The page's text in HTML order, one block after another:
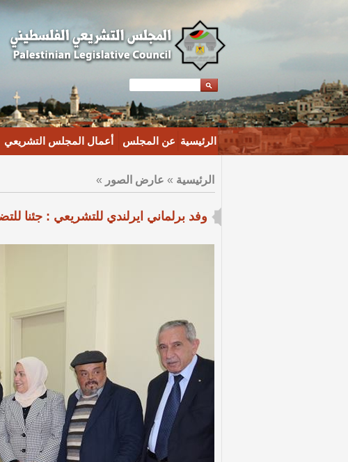
الرئيسية عن المجلس أعمال المجلس التشريعي
الرئيسية » عارض الصور »
وفد برلماني ايرلندي للتشريعي : جئنا